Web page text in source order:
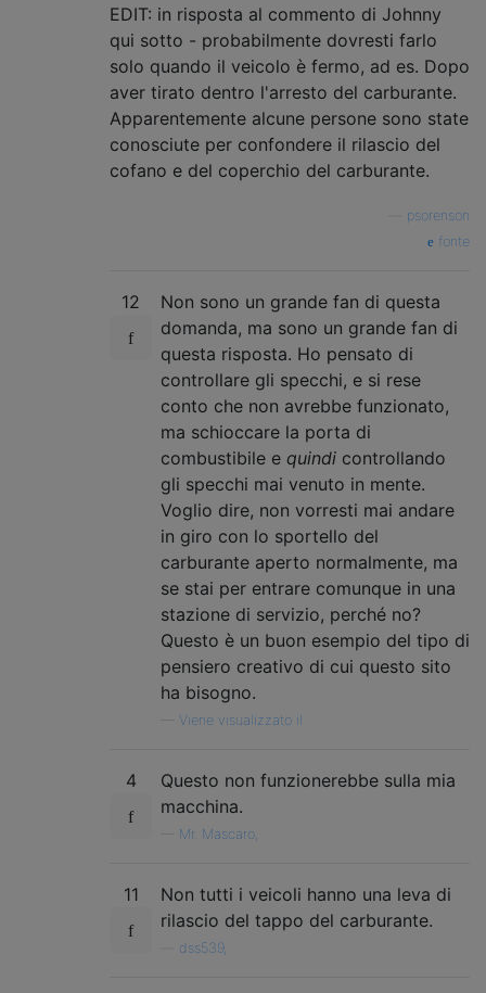
EDIT: in risposta al commento di Johnny
qui sotto - probabilmente dovresti farlo
solo quando il veicolo è fermo, ad es. Dopo
aver tirato dentro l'arresto del carburante.
Apparentemente alcune persone sono state
conosciute per confondere il rilascio del
cofano e del coperchio del carburante.
psorenson
fonte
12
Non sono un grande fan di questa
domanda, ma sono un grande fan di
questa risposta. Ho pensato di
controllare gli specchi, e si rese
conto che non avrebbe funzionato,
ma schioccare la porta di
combustibile e quindi controllando
gli specchi mai venuto in mente.
Voglio dire, non vorresti mai andare
in giro con lo sportello del
carburante aperto normalmente, ma
se stai per entrare comunque in una
stazione di servizio, perché no?
Questo è un buon esempio del tipo di
pensiero creativo di cui questo sito
ha bisogno.
Viene visualizzato il
4
Questo non funzionerebbe sulla mia
macchina.
Mr. Mascaro,
11
Non tutti i veicoli hanno una leva di
rilascio del tappo del carburante.
dss539,